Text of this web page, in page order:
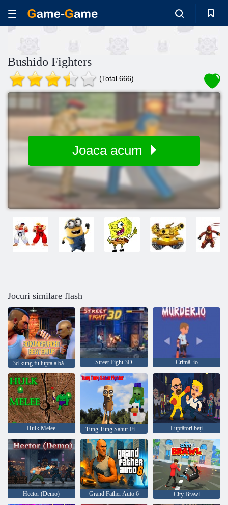
Bushido Fighters
(Total 666)
Joaca acum
Jocuri similare flash
3d kung fu lupta a bătut -o Street Fight 3D Crimă. io
Hulk Melee Tung Tung Sahur Fighter Luptători beți
Hector (Demo) Grand Father Auto 6 City Brawl